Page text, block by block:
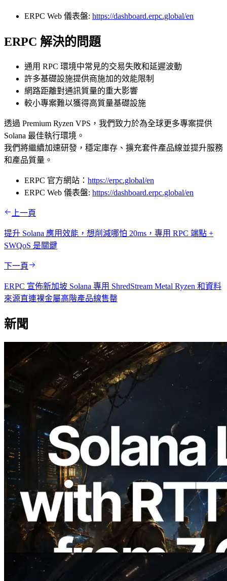
ERPC Web 儀表盤: https://dashboard.erpc.global/en
ERPC 解決的問題
通用 RPC 環境中常見的交易失敗和延遲波動
許多基礎設施提供商施加的效能限制
網路距離對通訊質量的重大影響
較小專案難以獲得高質量基礎設施
透過 Premium Ryzen VPS，我們致力於為全球更多專案提供
Solana 最佳執行環境。
我們將繼續加速研發，穩定庫存、擴充套件產品線並提升服務
和產品質量。
ERPC 官方網站： https://erpc.global/en
ERPC Web 儀表盤: https://dashboard.erpc.global/en
上一頁
提升 Solana 應用效能，想削減哪怕 20ms，專用 RPC 端點 +
SWQoS 是關鍵
下一頁
ERPC 宣佈新加坡 Solana 專用 ShredStream Metal Ryzen 和資料
來源直連裸金屬高階產品線售罄
新聞
2026.08.05
ERPC 擴展 Solana Leader Slot API：新
增全球 7 個區域的 Ping 測量 —
Validators Information API 同步上線